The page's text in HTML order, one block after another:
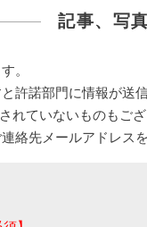
記事、写
。
許諾部門に情報が送
れていないものもご
絡先メールアドレス